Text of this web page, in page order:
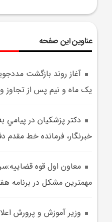
عناوین این صفحه
آغاز روند بازگشت
يک ماه و نيم پس از تجاوز
دکتر پزشکيان در پيامي
خبرنگار، فرمانده خط
معاون اول قوه
مهمترين مشکل در برنامه